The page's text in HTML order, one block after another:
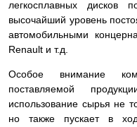
легкосплавных
высочайший уровень
автомобильными
Renault и т.д.
Особое внимание
поставляемой
использование сырья не
но также пускает в